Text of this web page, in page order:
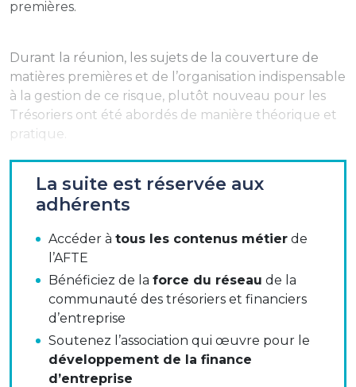
premières.
Durant la réunion, les sujets de la couverture de
matières premières et de l’organisation indispensable
à la gestion de ce risque, plutôt nouveau pour les
Trésoriers ont été abordés de manière théorique et
pratique.
Il semble se dessiner un nouveau terrain de jeu pour
les Trésoriers, ce sous-jacent s’inscrivant
complétement dans la gestion des autres risques
Nous avons eu le plaisir d’écouter :
Pierre Godet, Trader commodities au CIC,
Pierre Creusy , Directeur Administratif et Financier
France du groupe Kiloutou
Blandine Raynaud, Responsable Trésorerie du
groupe Kiloutou
La suite est réservée aux
adhérents
Accéder à tous les contenus métier de
l’AFTE
Bénéficiez de la force du réseau de la
communauté des trésoriers et financiers
d’entreprise
Soutenez l’association qui œuvre pour le
développement de la finance
d’entreprise